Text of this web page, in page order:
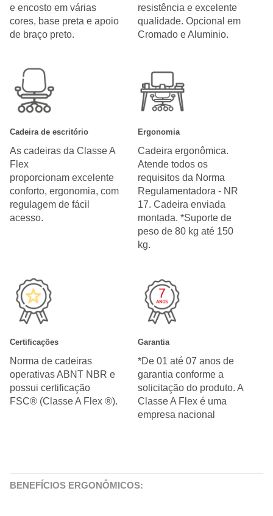
e encosto em várias
cores, base preta e apoio
de braço preto.
resistência e excelente
qualidade. Opcional em
Cromado e Aluminio.
Cadeira de escritório
As cadeiras da Classe A
Flex
proporcionam excelente
conforto, ergonomia, com
regulagem de fácil
acesso.
Ergonomia
Cadeira ergonômica.
Atende todos os
requisitos da Norma
Regulamentadora - NR
17. Cadeira enviada
montada. *Suporte de
peso de 80 kg até 150
kg.
Certificações
Norma de cadeiras
operativas ABNT NBR e
possui certificação
FSC® (Classe A Flex ®).
Garantia
*De 01 até 07 anos de
garantia conforme a
solicitação do produto. A
Classe A Flex é uma
empresa nacional
BENEFÍCIOS ERGONÔMICOS: